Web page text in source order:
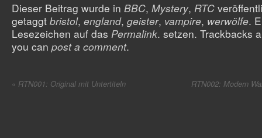
Dieser Beitrag wurde in BBC, Mystery, RTC
getaggt bristol, england, geister, vampire, werwölfe.
Lesezeichen auf das Permalink. setzen. Trackbacks
you can post a comment.
« RTN001: Original mit Untertiteln RTN002: Modern